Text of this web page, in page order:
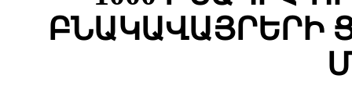
ԲՆԱԿԱՎԱՅՐԵՐԻ